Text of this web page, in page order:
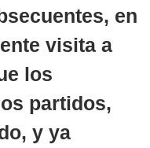
en
visita a
los
partidos,
y ya